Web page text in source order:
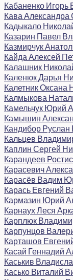
Кабаненко Игорь
Кава Александра
Кадыкало
Казарин Павел
Казмирчук
Кайда Алексей
Калашник
Каленюк Дарья
Калетник Оксана
Калмыкова
Камельчук Юрий
Камышин
Кандибор Руслан
Кальцев
Каплин Сергей
Карандеев
Карасевич
Карасёв Вадим
Карась Евгений
Кармазин Юрий
Карнаух Леся
Карплюк
Карпунцов
Карташов
Касай Геннадий
Каськив
Касько Виталий